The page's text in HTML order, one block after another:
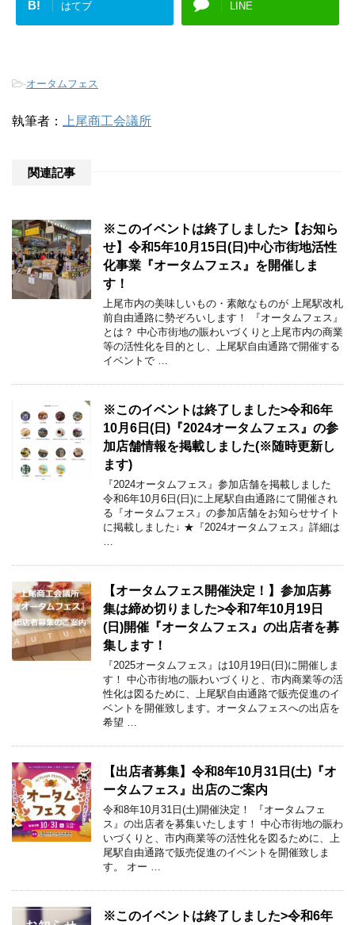
B! はてブ LINE
-オータムフェス
執筆者： 上尾商工会議所
関連記事
※このイベントは終了しました>【お知ら
せ】令和5年10月15日(日)中心市街地活性
化事業『オータムフェス』を開催しま
す！
上尾市内の美味しいもの・素敵なものが 上尾駅改札
前自由通路に勢ぞろいします！ 『オータムフェス』
とは？ 中心市街地の賑わいづくりと上尾市内の商業
等の活性化を目的とし、上尾駅自由通路で開催する
イベントで …
※このイベントは終了しました>令和6年
10月6日(日)『2024オータムフェス』の参
加店舗情報を掲載しました(※随時更新し
ます)
『2024オータムフェス』参加店舗を掲載しました
令和6年10月6日(日)に上尾駅自由通路にて開催され
る『オータムフェス』の参加店舗をお知らせサイト
に掲載しました↓ ★『2024オータムフェス』詳細は
【オータムフェス開催決定！】参加店募
集は締め切りました>令和7年10月19日
(日)開催『オータムフェス』の出店者を募
集します！
『2025オータムフェス』は10月19日(日)に開催しま
す！ 中心市街地の賑わいづくりと、市内商業等の活
性化は図るために、上尾駅自由通路で販売促進のイ
ベントを開催致します。オータムフェスへの出店を
希望 …
【出店者募集】令和8年10月31日(土)『オ
ータムフェス』出店のご案内
令和8年10月31日(土)開催決定！ 『オータムフェ
ス』の出店者を募集いたします！ 中心市街地の賑わ
いづくりと、市内商業等の活性化を図るために、上
尾駅自由通路で販売促進のイベントを開催致しま
す。 オー …
※このイベントは終了しました>令和6年